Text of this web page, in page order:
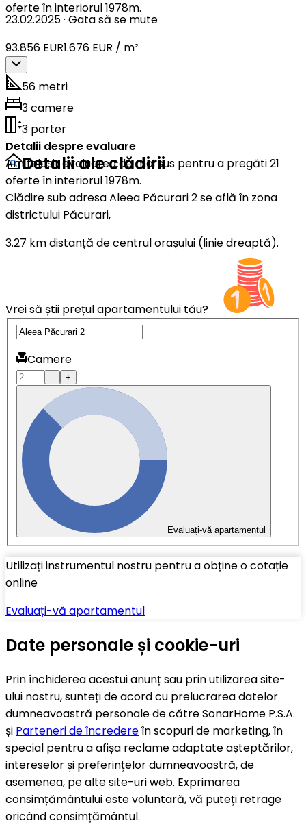
oferte în interiorul 1978m.
23.02.2025· Gata să se mute
93.856 EUR1.676 EUR / m²
56 metri
3 camere
3 parter
Detalii despre evaluare
Am folosit evaluarea de mai sus pentru a pregăti 21
oferte în interiorul 1978m.
Detalii ale clădirii
Clădire sub adresa Aleea Păcurari 2 se află în zona
districtului Păcurari,
3.27 km distanță de centrul orașului (linie dreaptă).
Vrei să știi prețul apartamentului tău?
Camere
– +
Evaluați-vă apartamentul
Utilizați instrumentul nostru pentru a obține o cotație
online
Evaluați-vă apartamentul
Date personale și cookie-uri
Prin închiderea acestui anunț sau prin utilizarea site-
ului nostru, sunteți de acord cu prelucrarea datelor
dumneavoastră personale de către SonarHome P.S.A.
și Parteneri de încredereîn scopuri de marketing, în
special pentru a afișa reclame adaptate așteptărilor,
intereselor și preferințelor dumneavoastră, de
asemenea, pe alte site-uri web. Exprimarea
consimțământului este voluntară, vă puteți retrage
oricând consimțământul.